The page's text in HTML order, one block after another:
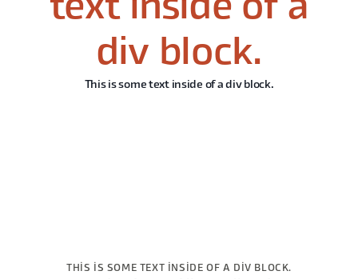
text inside of a
div block.
This is some text inside of a div block.
THIS IS SOME TEXT INSIDE OF A DIV BLOCK.